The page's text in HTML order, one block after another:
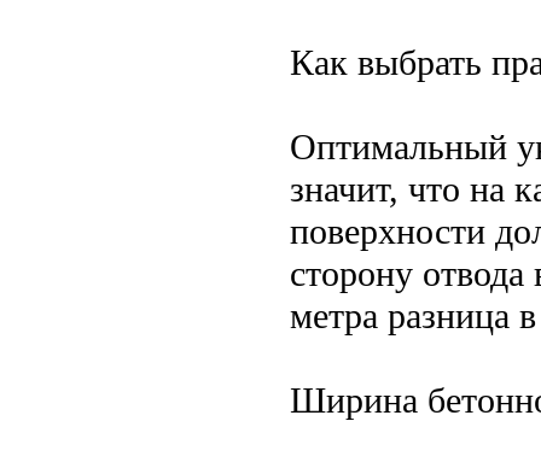
Как выбрать
Оптимальный
значит, что на
поверхности
сторону
метра разница
Ширина